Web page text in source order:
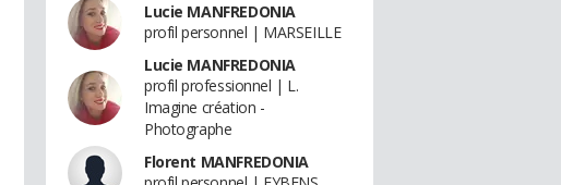
Lucie MANFREDONIA
profil personnel | MARSEILLE
Lucie MANFREDONIA
profil professionnel | L.
Imagine création -
Photographe
Florent MANFREDONIA